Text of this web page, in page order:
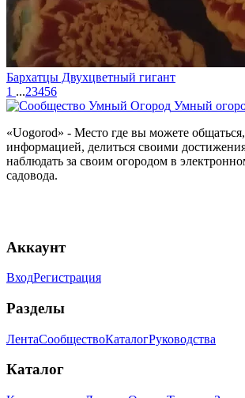
Бархатцы Двухцветный гигант
1 ...23456
Умный
«Uogorod» - Место где вы можете
информацией, делиться своими
наблюдать за своим огородом в
садовода.
Аккаунт
ВходРегистрация
Разделы
ЛентаСообществоКаталогРуководства
Каталог